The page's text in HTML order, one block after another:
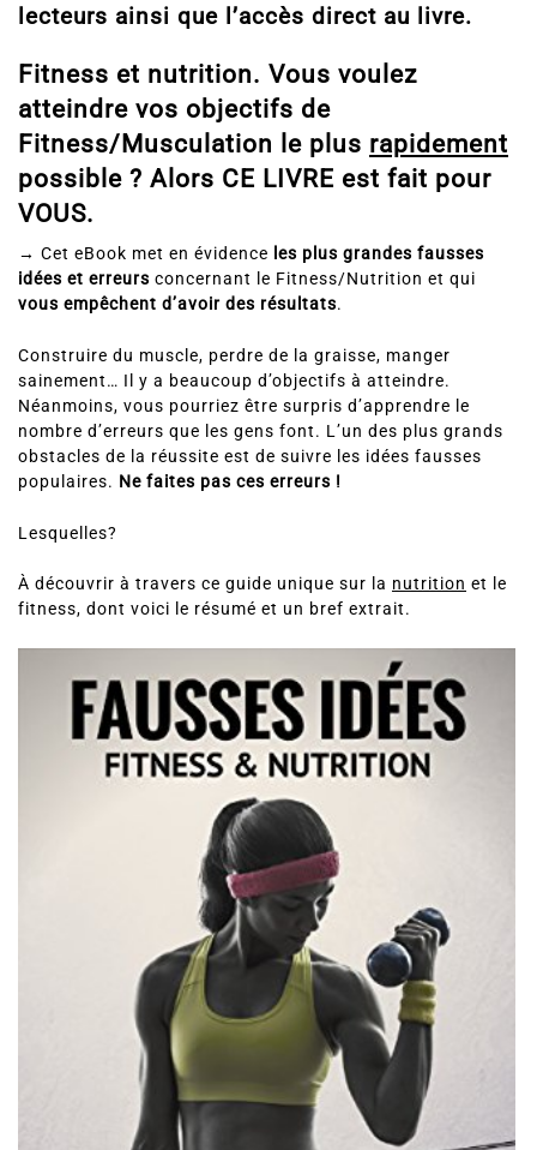
lecteurs ainsi que l’accès direct au livre.
Fitness et nutrition. Vous voulez
atteindre vos objectifs de
Fitness/Musculation le plus rapidement
possible ? Alors CE LIVRE est fait pour
VOUS.
→ Cet eBook met en évidence les plus grandes fausses
idées et erreurs concernant le Fitness/Nutrition et qui
vous empêchent d’avoir des résultats.
Construire du muscle, perdre de la graisse, manger
sainement… Il y a beaucoup d’objectifs à atteindre.
Néanmoins, vous pourriez être surpris d’apprendre le
nombre d’erreurs que les gens font. L’un des plus grands
obstacles de la réussite est de suivre les idées fausses
populaires. Ne faites pas ces erreurs !
Lesquelles?
À découvrir à travers ce guide unique sur la nutrition et le
fitness, dont voici le résumé et un bref extrait.